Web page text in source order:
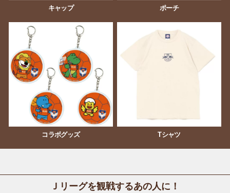
キャップ ポーチ
コラボグッズ Tシャツ
Ｊリーグを観戦するあの人に！